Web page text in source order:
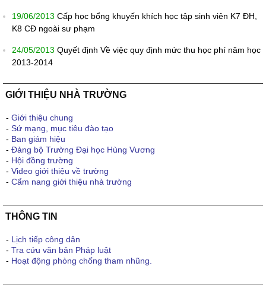
19/06/2013 Cấp học bổng khuyến khích học tập sinh viên K7 ĐH,
K8 CĐ ngoài sư phạm
24/05/2013 Quyết định Về việc quy định mức thu học phí năm học
2013-2014
GIỚI THIỆU NHÀ TRƯỜNG
- Giới thiệu chung
- Sứ mạng, mục tiêu đào tạo
- Ban giám hiệu
- Đảng bộ Trường Đại học Hùng Vương
- Hội đồng trường
- Video giới thiệu về trường
- Cẩm nang giới thiệu nhà trường
THÔNG TIN
- Lịch tiếp công dân
- Tra cứu văn bản Pháp luật
- Hoạt động phòng chống tham nhũng.